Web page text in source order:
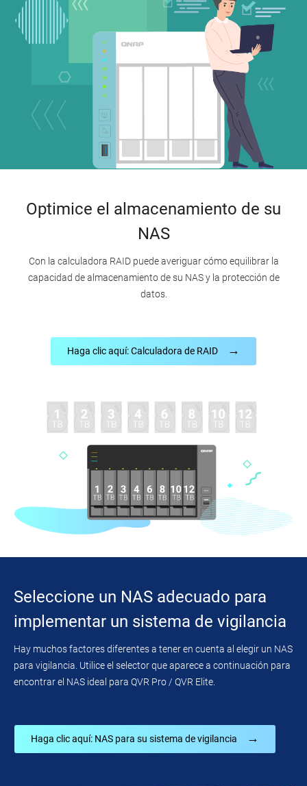
Optimice el almacenamiento de su
NAS
Con la calculadora RAID puede averiguar cómo equilibrar la
capacidad de almacenamiento de su NAS y la protección de
datos.
Haga clic aquí: Calculadora de RAID →
Seleccione un NAS adecuado para
implementar un sistema de vigilancia
Hay muchos factores diferentes a tener en cuenta al elegir un NAS
para vigilancia. Utilice el selector que aparece a continuación para
encontrar el NAS ideal para QVR Pro / QVR Elite.
Haga clic aquí: NAS para su sistema de vigilancia →